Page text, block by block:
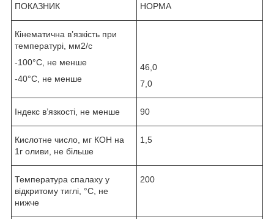
ПОКАЗНИК НОРМА
Кінематична в’язкість при
температурі, мм2/с
-100°С, не менше
-40°С, не менше
46,0
7,0
Індекс в’язкості, не менше 90
Кислотне число, мг КОН на
1г оливи, не більше
1,5
Температура спалаху у
відкритому тиглі, °С, не
нижче
200